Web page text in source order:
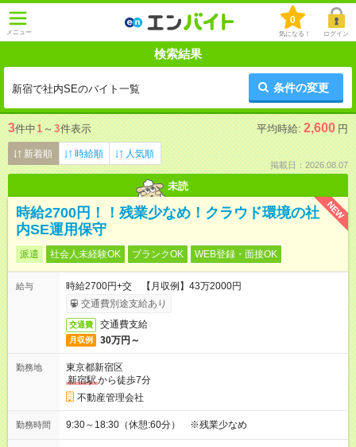
メニュー
0
気になる！ ログイン
検索結果
新宿で社内SEのバイト一覧 条件の変更
3件中1 ～ 3件表示 平均時給: 2,600 円
新着順 時給順 人気順
掲載日：2026.08.07
未読
NEW
時給2700円！！残業少なめ！クラウド環境の社
内SE運用保守
派遣 社会人未経験OK ブランクOK WEB登録・面接OK
給与
時給2700円+交 【月収例】43万2000円
交通費別途支給あり
交通費 交通費支給
月収例 30万円～
勤務地
東京都新宿区
新宿駅から徒歩7分
不動産管理会社
勤務時間 9:30～18:30（休憩:60分） ※残業少なめ